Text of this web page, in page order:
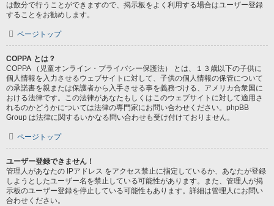
は数分で行うことができますので、掲示板をよく利用する場合はユーザー登録
することをお勧めします。
ページトップ
COPPA とは？
COPPA （児童オンライン・プライバシー保護法） とは、１３歳以下の子供に
個人情報を入力させるウェブサイトに対して、子供の個人情報の保管について
の承諾書を親または保護者から入手させる事を義務づける、アメリカ合衆国に
おける法律です。この法律があなたもしくはこのウェブサイトに対して適用さ
れるのかどうかについては法律の専門家にお問い合わせください。phpBB
Group は法律に関するいかなる問い合わせも受け付けておりません。
ページトップ
ユーザー登録できません！
管理人があなたの IPアドレス をアクセス禁止に指定しているか、あなたが登録
しようとしたユーザー名を禁止している可能性があります。また、管理人が掲
示板のユーザー登録を停止している可能性もあります。詳細は管理人にお問い
合わせください。